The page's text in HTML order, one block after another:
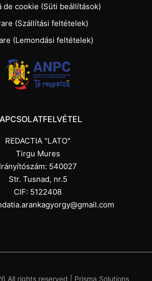
de cookie (Süti beállítások)
(Szállítási feltételek)
(Lemondási feltételek)
REDACTIA "LATO"
Tirgu Mures
Irányítószám: 540027
Str. Tusnad, nr.5
CIF: 5122408
All rights reserved | Prisma Solutions